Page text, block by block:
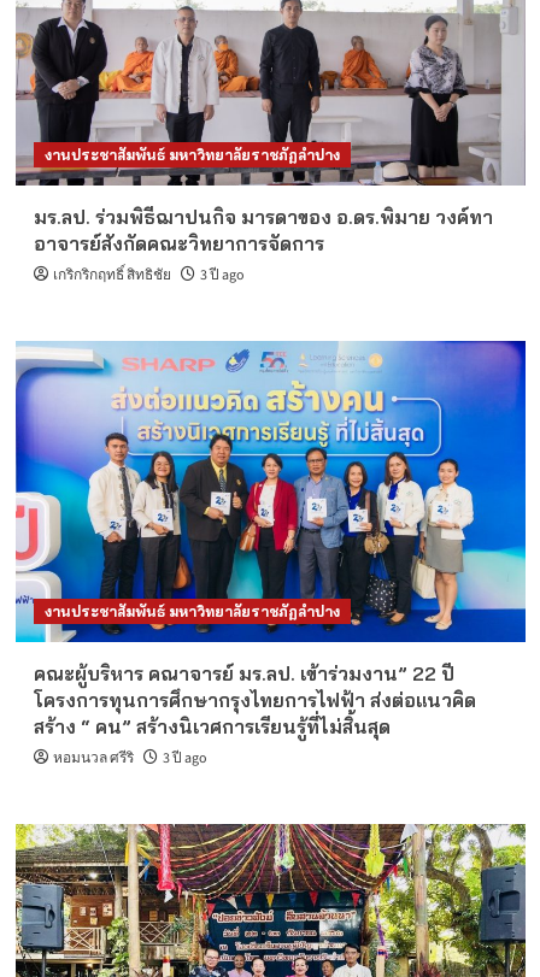
งานประชาสัมพันธ์ มหาวิทยาลัยราชภัฏลำปาง
มร.ลป. ร่วมพิธีฌาปนกิจ มารดาของ อ.ดร.พิมาย วงค์ทา
อาจารย์สังกัดคณะวิทยาการจัดการ
เกริกริกฤทธิ์ สิทธิชัย 3 ปี ago
งานประชาสัมพันธ์ มหาวิทยาลัยราชภัฏลำปาง
คณะผู้บริหาร คณาจารย์ มร.ลป. เข้าร่วมงาน” 22 ปี
โครงการทุนการศึกษากรุงไทยการไฟฟ้า ส่งต่อแนวคิด
สร้าง “ คน” สร้างนิเวศการเรียนรู้ที่ไม่สิ้นสุด
หอมนวล ศรีริ 3 ปี ago